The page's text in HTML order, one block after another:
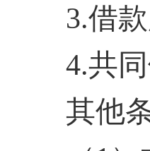
3.借
4.共
其他